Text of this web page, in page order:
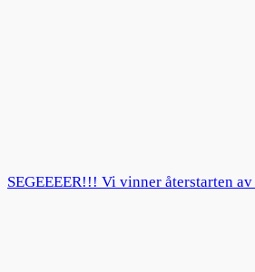
SEGEEEER!!! Vi vinner återstarten